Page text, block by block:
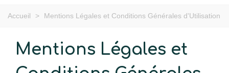
Accueil > Mentions Légales et Conditions Générales d'Utilisation
Mentions Légales et